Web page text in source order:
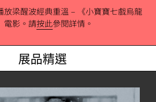
放梁醒波經典重溫 – 《小寶寶七戲烏龍
電影。請按此參閱詳情。
展品精選